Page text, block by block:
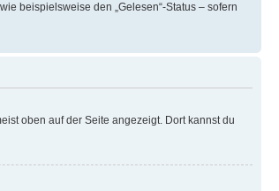
beispielsweise den „Gelesen“-Status – sofern
oben auf der Seite angezeigt. Dort kannst du